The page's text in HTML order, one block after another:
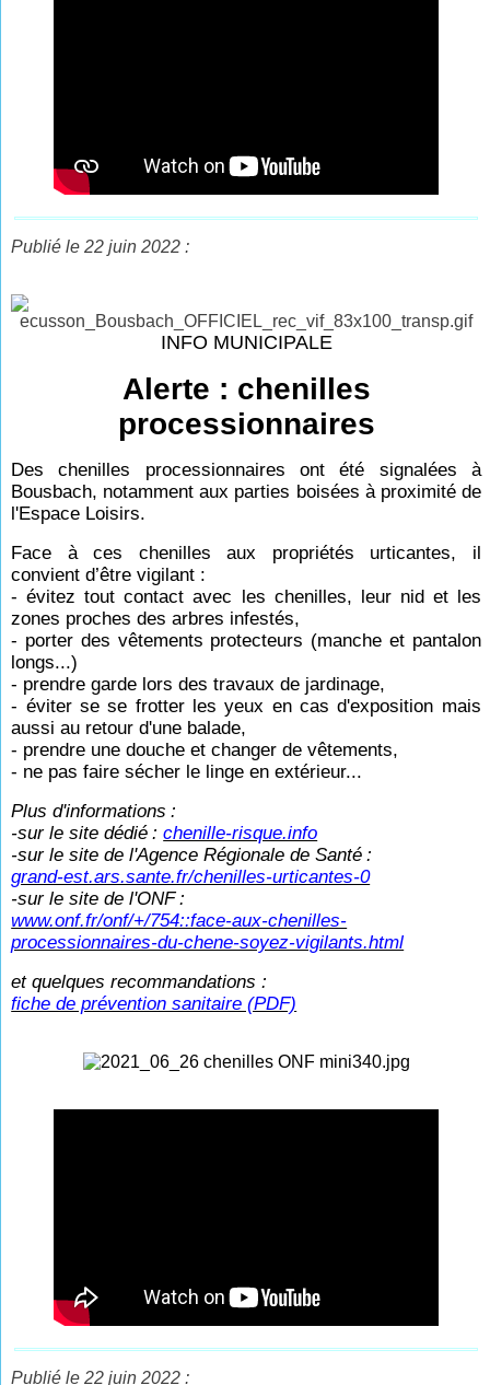
Publié le 22 juin 2022 :
INFO MUNICIPALE
Alerte : chenilles
processionnaires
Des chenilles processionnaires ont été signalées à
Bousbach, notamment aux parties boisées à proximité de
l'Espace Loisirs.
Face à ces chenilles aux propriétés urticantes, il
convient d’être vigilant :
- évitez tout contact avec les chenilles, leur nid et les
zones proches des arbres infestés,
- porter des vêtements protecteurs (manche et pantalon
longs...)
- prendre garde lors des travaux de jardinage,
- éviter se se frotter les yeux en cas d'exposition mais
aussi au retour d'une balade,
- prendre une douche et changer de vêtements,
- ne pas faire sécher le linge en extérieur...
Plus d'informations :
-sur le site dédié :chenille-risque.info
-sur le site de l'Agence Régionale de Santé :
grand-est.ars.sante.fr/chenilles-urticantes-0
-sur le site de l'ONF :
www.onf.fr/onf/+/754::face-aux-chenilles-
processionnaires-du-chene-soyez-vigilants.html
et quelques recommandations :
fiche de prévention sanitaire (PDF)
Publié le 22 juin 2022 :